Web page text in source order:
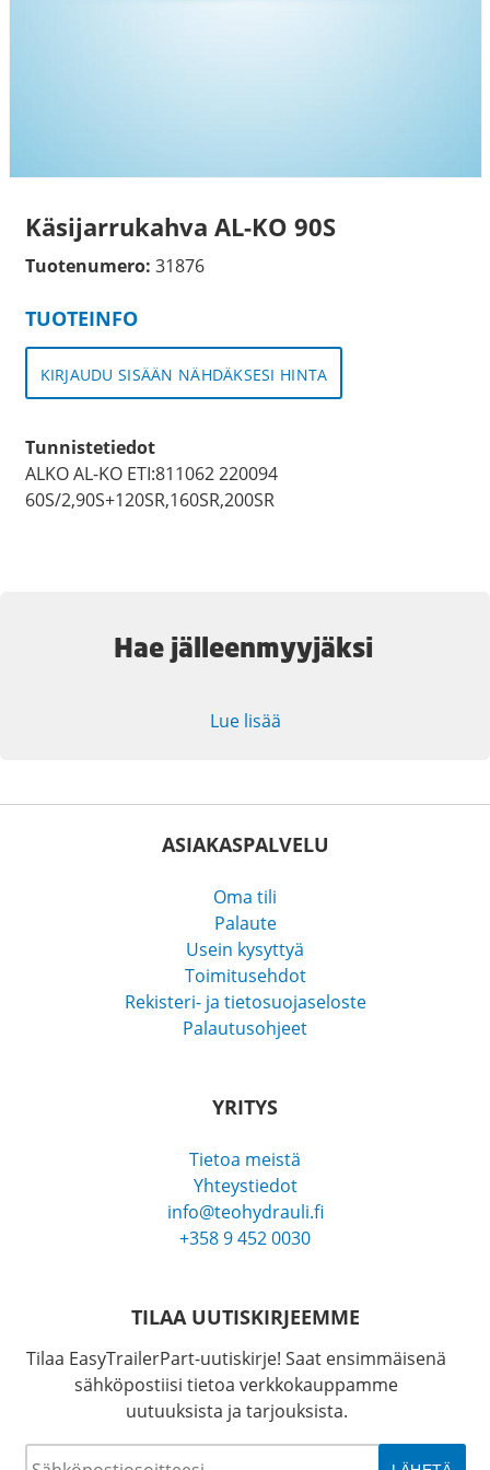
Käsijarrukahva AL-KO 90S
Tuotenumero: 31876
TUOTEINFO
KIRJAUDU SISÄÄN NÄHDÄKSESI HINTA
Tunnistetiedot
ALKO AL-KO ETI:811062 220094
60S/2,90S+120SR,160SR,200SR
Hae jälleenmyyjäksi
Lue lisää
ASIAKASPALVELU
Oma tili
Palaute
Usein kysyttyä
Toimitusehdot
Rekisteri- ja tietosuojaseloste
Palautusohjeet
YRITYS
Tietoa meistä
Yhteystiedot
info@teohydrauli.fi
+358 9 452 0030
TILAA UUTISKIRJEEMME
Tilaa EasyTrailerPart-uutiskirje! Saat ensimmäisenä
sähköpostiisi tietoa verkkokauppamme
uutuuksista ja tarjouksista.